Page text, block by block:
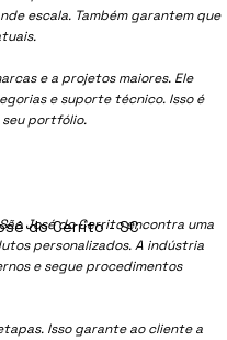
escala. Também garantem que
e a projetos maiores. Ele
e suporte técnico. Isso é
seu portfólio.
José do Cerrito encontra uma
personalizados. A indústria
e segue procedimentos
Isso garante ao cliente a
do Cerrito - SC